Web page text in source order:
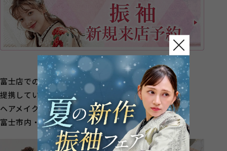
富士店での成人式のお仕度も行っておりますが、
提携している美容院でのお仕度も可能です！
ヘアメイク着付けすべて一か所でお仕度☆
富士市内・富士宮市内の美容院もチェック☟